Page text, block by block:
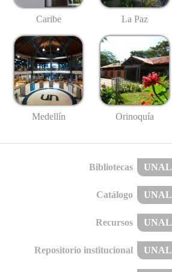
Caribe La Paz
Medellín Orinoquía
Bibliotecas UNAL
Catálogo UNAL
Recursos UNAL
Repositorio institucional UNAL